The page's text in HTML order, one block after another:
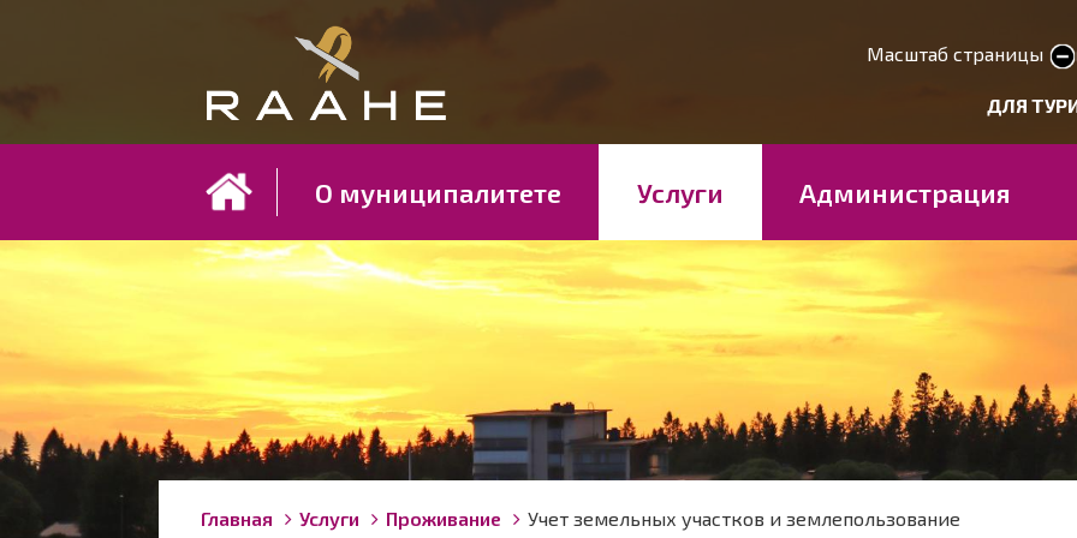
Масштаб страницы
smaller text
larger
ДЛЯ
О муниципалитете Услуги Администрация
Строка
You
Главная Услуги Проживание Учет земельных участков и землепользование